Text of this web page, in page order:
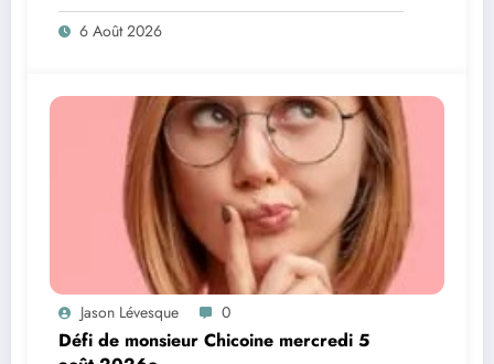
6 Août 2026
Jason Lévesque 0
Défi de monsieur Chicoine mercredi 5